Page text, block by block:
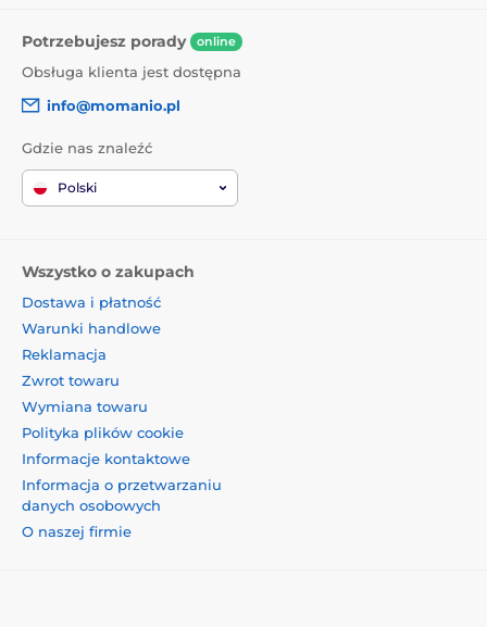
Potrzebujesz porady online
Obsługa klienta jest dostępna
info@momanio.pl
Gdzie nas znaleźć
Polski
Wszystko o zakupach
Dostawa i płatność
Warunki handlowe
Reklamacja
Zwrot towaru
Wymiana towaru
Polityka plików cookie
Informacje kontaktowe
Informacja o przetwarzaniu
danych osobowych
O naszej firmie